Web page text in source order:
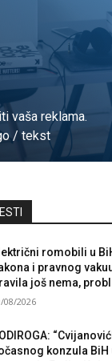
vaša reklama.
/ tekst
romobili u
i pravnog
još nema,
08/2026
konzula BiH